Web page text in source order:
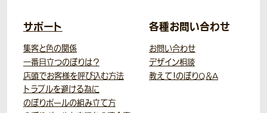
サポート
集客と色の関係
一番目立つのぼりは？
店頭でお客様を呼び込む方法
トラブルを避ける為に
のぼりポールの組み立て方
各種お問い合わせ
お問い合わせ
デザイン相談
教えて！のぼりQ＆A